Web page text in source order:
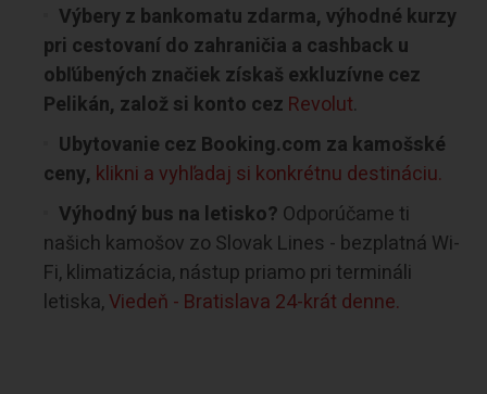
Výbery z bankomatu zdarma, výhodné kurzy
pri cestovaní do zahraničia a cashback u
obľúbených značiek získaš exkluzívne cez
Pelikán, založ si konto cez Revolut.
Ubytovanie cez Booking.com za kamošské
ceny, klikni a vyhľadaj si konkrétnu destináciu.
Výhodný bus na letisko? Odporúčame ti
našich kamošov zo Slovak Lines - bezplatná Wi-
Fi, klimatizácia, nástup priamo pri termináli
letiska,Viedeň - Bratislava 24-krát denne.